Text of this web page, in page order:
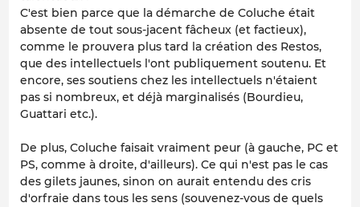
C'est bien parce que la démarche de Coluche était
absente de tout sous-jacent fâcheux (et factieux),
comme le prouvera plus tard la création des Restos,
que des intellectuels l'ont publiquement soutenu. Et
encore, ses soutiens chez les intellectuels n'étaient
pas si nombreux, et déjà marginalisés (Bourdieu,
Guattari etc.).
De plus, Coluche faisait vraiment peur (à gauche, PC et
PS, comme à droite, d'ailleurs). Ce qui n'est pas le cas
des gilets jaunes, sinon on aurait entendu des cris
d'orfraie dans tous les sens (souvenez-vous de quels